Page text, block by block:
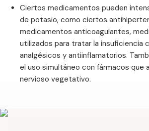
Ciertos medicamentos pueden
de potasio, como ciertos
medicamentos anticoagulantes,
utilizados para tratar la insuficiencia
analgésicos y antiinflamatorios.
el uso simultáneo con fármacos que
nervioso vegetativo.